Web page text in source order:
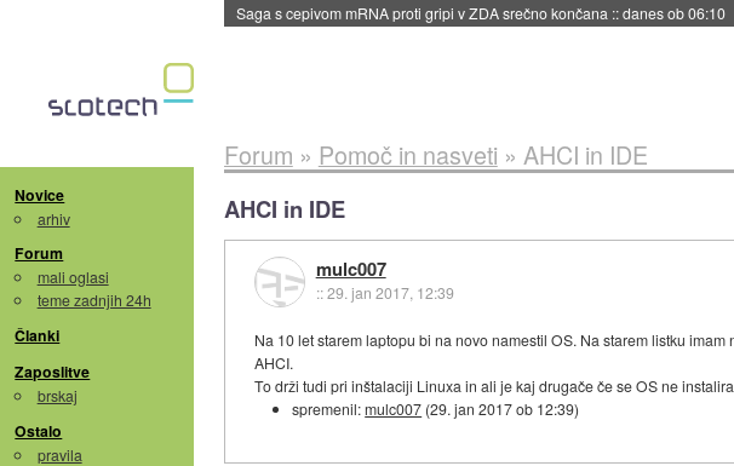
Saga s cepivom mRNA proti gripi v ZDA srečno končana ::danes ob 06:10
Novice
arhiv
Forum
mali oglasi
teme zadnjih 24h
Članki
Zaposlitve
brskaj
Ostalo
pravila
Forum » Pomoč in nasveti » AHCI in IDE
AHCI in IDE
mulc007
::29. jan 2017, 12:39
Na 10 let starem laptopu bi na novo namestil OS. Na starem listku
AHCI.
To drži tudi pri inštalaciji Linuxa in ali je kaj drugače če se OS ne
spremenil:mulc007 (29. jan 2017 ob 12:39)